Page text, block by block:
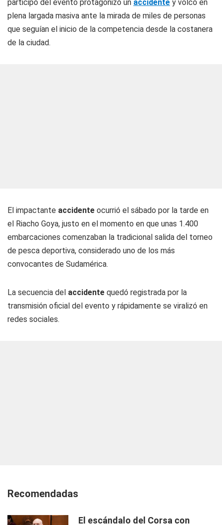
participó del evento protagonizó un accidente y volcó en
plena largada masiva ante la mirada de miles de personas
que seguían el inicio de la competencia desde la costanera
de la ciudad.
El impactante accidente ocurrió el sábado por la tarde en
el Riacho Goya, justo en el momento en que unas 1.400
embarcaciones comenzaban la tradicional salida del torneo
de pesca deportiva, considerado uno de los más
convocantes de Sudamérica.
La secuencia del accidente quedó registrada por la
transmisión oficial del evento y rápidamente se viralizó en
redes sociales.
Recomendadas
El escándalo del Corsa con